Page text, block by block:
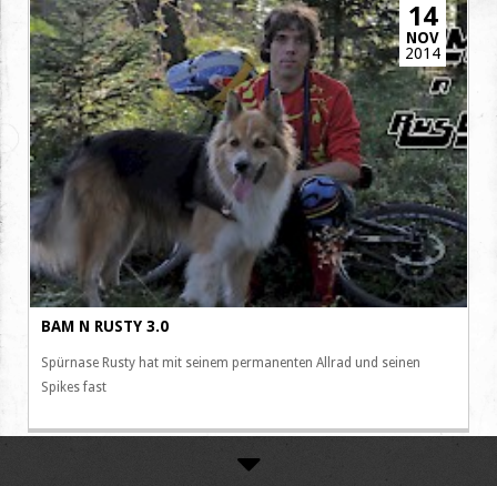
BAM N RUSTY 3.0
Spürnase Rusty hat mit seinem permanenten Allrad und seinen
Spikes fast
14
NOV
2014